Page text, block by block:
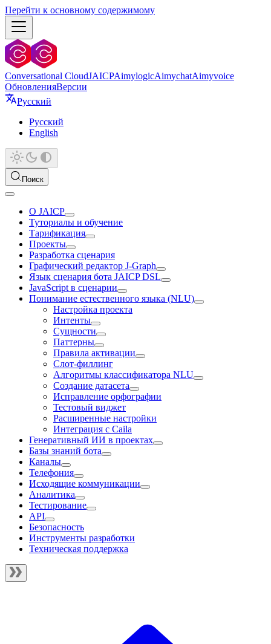
Перейти к основному содержимому
Conversational CloudJAICPAimylogicAimychatAimyvoice
ОбновленияВерсии
Русский
Русский
English
Поиск
О JAICP
Туториалы и обучение
Тарификация
Проекты
Разработка сценария
Графический редактор J‑Graph
Язык сценария бота JAICP DSL
JavaScript в сценарии
Понимание естественного языка (NLU)
Настройка проекта
Интенты
Сущности
Паттерны
Правила активации
Слот-филлинг
Алгоритмы классификатора NLU
Создание датасета
Исправление орфографии
Тестовый виджет
Расширенные настройки
Интеграция с Caila
Генеративный ИИ в проектах
Базы знаний бота
Каналы
Телефония
Исходящие коммуникации
Аналитика
Тестирование
API
Безопасность
Инструменты разработки
Техническая поддержка